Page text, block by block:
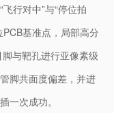
飞行对中”与“停位拍
基准点，局部高分
与靶孔进行亚像素级
脚共面度偏差，并进
一次成功。